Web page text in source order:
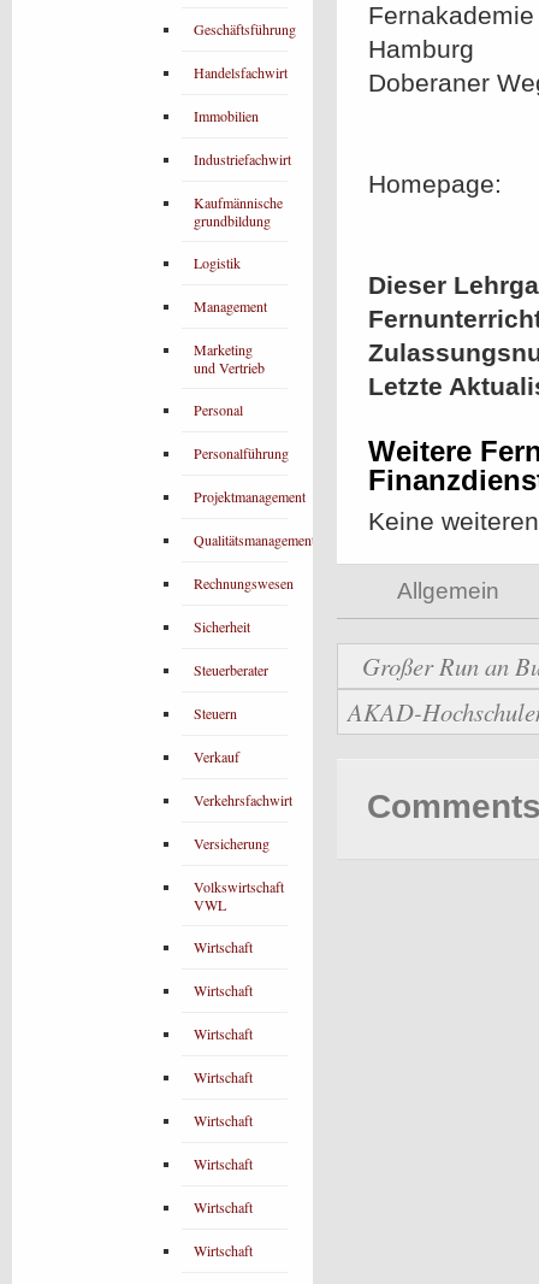
Hamburg
Doberaner
Homepage:
Dieser
Letzte
Weitere
Keine
Allgemein
Großer Run an
AKAD-
Geschäftsführung
Handelsfachwirt
Immobilien
Industriefachwirt
Kaufmännische
grundbildung
Logistik
Management
Marketing
und Vertrieb
Personal
Personalführung
Projektmanagement
Qualitätsmanagement
Rechnungswesen
Sicherheit
Steuerberater
Steuern
Verkauf
Verkehrsfachwirt
Versicherung
Volkswirtschaft
VWL
Wirtschaft
Wirtschaft
Wirtschaft
Wirtschaft
Wirtschaft
Wirtschaft
Wirtschaft
Wirtschaft